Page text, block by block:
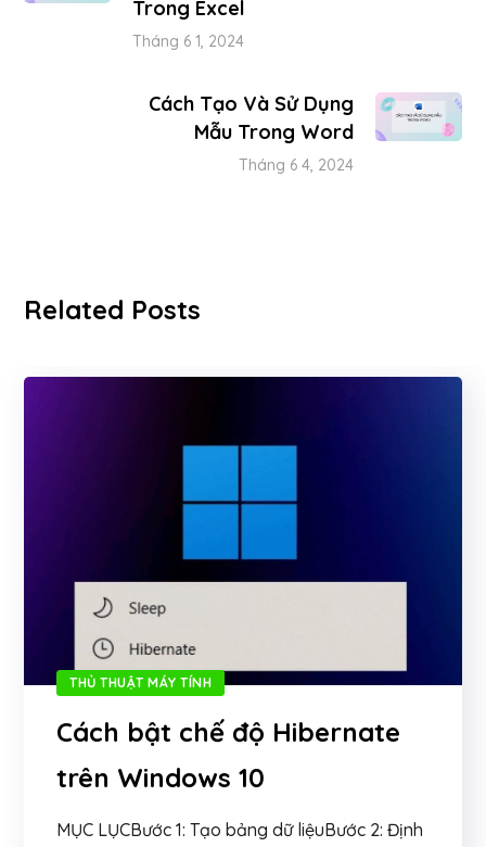
Trong Excel
Tháng 6 1, 2024
Cách Tạo Và Sử Dụng
Mẫu Trong Word
Tháng 6 4, 2024
Related Posts
THỦ THUẬT MÁY TÍNH
Cách bật chế độ Hibernate
trên Windows 10
MỤC LỤCBước 1: Tạo bảng dữ liệuBước 2: Định